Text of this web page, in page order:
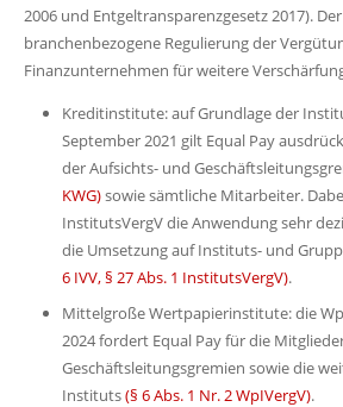
2006 und Entgeltransparenzgesetz 2017).
branchenbezogene Regulierung der
Finanzunternehmen für weitere
Kreditinstitute: auf Grundlage der
September 2021 gilt Equal Pay
der Aufsichts- und
KWG)sowie sämtliche Mitarbeiter.
InstitutsVergV die Anwendung sehr
die Umsetzung auf Instituts- und
6 IVV, § 27 Abs. 1 InstitutsVergV).
Mittelgroße Wertpapierinstitute: die
2024 fordert Equal Pay für die
Geschäftsleitungsgremien sowie die
Instituts(§ 6 Abs. 1 Nr. 2 WpIVergV).